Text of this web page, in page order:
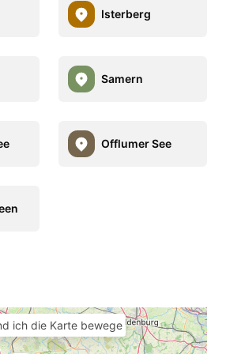
Isterberg
Samern
Offlumer See
ich die Karte bewege